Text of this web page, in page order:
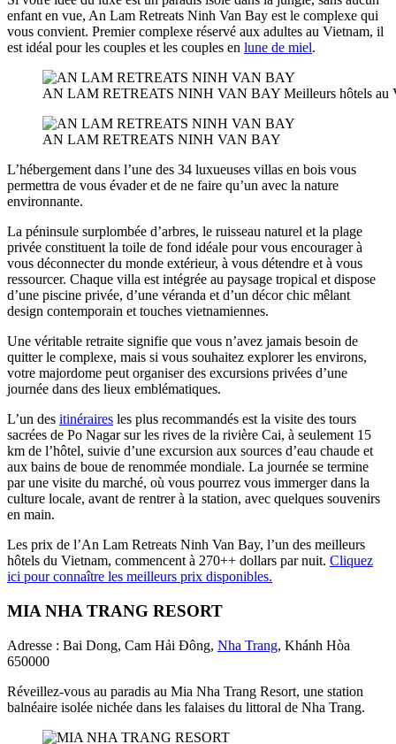
enfant en vue, An Lam Retreats Ninh Van Bay est le complexe qui
vous convient. Premier complexe réservé aux adultes au Vietnam, il
est idéal pour les couples et les couples en lune de miel.
AN LAM RETREATS NINH VAN BAY Meilleurs hôtels au
AN LAM RETREATS NINH VAN BAY
L’hébergement dans l’une des 34 luxueuses villas en bois vous
permettra de vous évader et de ne faire qu’un avec la nature
environnante.
La péninsule surplombée d’arbres, le ruisseau naturel et la plage
privée constituent la toile de fond idéale pour vous encourager à
vous déconnecter du monde extérieur, à vous détendre et à vous
ressourcer. Chaque villa est intégrée au paysage tropical et dispose
d’une piscine privée, d’une véranda et d’un décor chic mêlant
design contemporain et touches vietnamiennes.
Une véritable retraite signifie que vous n’avez jamais besoin de
quitter le complexe, mais si vous souhaitez explorer les environs,
votre majordome peut organiser des excursions privées d’une
journée dans des lieux emblématiques.
L’un des itinéraires les plus recommandés est la visite des tours
sacrées de Po Nagar sur les rives de la rivière Cai, à seulement 15
km de l’hôtel, suivie d’une excursion aux sources d’eau chaude et
aux bains de boue de renommée mondiale. La journée se termine
par une visite du marché, où vous pourrez vous immerger dans la
culture locale, avant de rentrer à la station, avec quelques souvenirs
en main.
Les prix de l’An Lam Retreats Ninh Van Bay, l’un des meilleurs
hôtels du Vietnam, commencent à 270++ dollars par nuit. Cliquez
ici pour connaître les meilleurs prix disponibles.
MIA NHA TRANG RESORT
Adresse : Bai Dong, Cam Hải Đông, Nha Trang, Khánh Hòa
650000
Réveillez-vous au paradis au Mia Nha Trang Resort, une station
balnéaire isolée nichée dans les falaises du littoral de Nha Trang.